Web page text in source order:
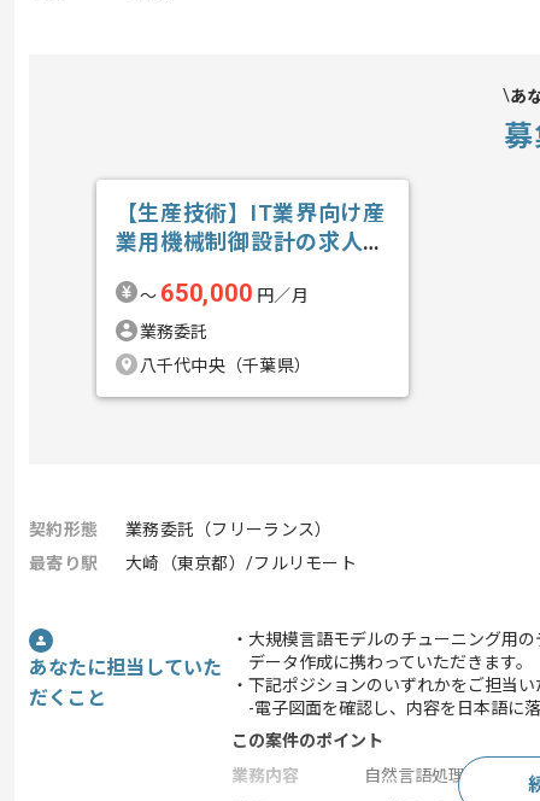
あ
【生産技術】IT業界向け産
業用機械制御設計の求人・
〜 650,000 円／月
業務委託
八千代中央（千葉県）
契約形態
業務委託（フリーランス）
最寄り駅
大崎（東京都）/フルリモート
あなたに担当していた
だくこと
・大規模言語モデルのチューニング用
データ作成に携わっていただきます。
・下記ポジションのいずれかをご担当
-電子図面を確認し、内容を日本語に
この案件のポイント
業務内容
自然言語処理